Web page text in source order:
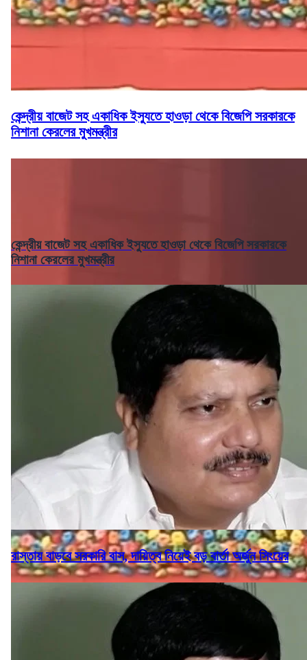
কেন্দ্রীয় বাজেট সহ একাধিক ইস্যুতে হাওড়া থেকে বিজেপি সরকারকে
নিশানা কেরলের মুখমন্ত্রীর
কেন্দ্রীয় বাজেট সহ একাধিক ইস্যুতে হাওড়া থেকে বিজেপি সরকারকে
নিশানা কেরলের মুখমন্ত্রীর
রাস্তায় বাড়বে সরকারি বাস, দায়িত্ব নিয়েই বড় বার্তা অর্জুন সিংয়ের